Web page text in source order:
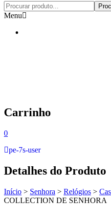
Menu
Carrinho
0
pe-7s-user
Detalhes do Produto
Início > Senhora > Relógios >
COLLECTION DE SENHORA